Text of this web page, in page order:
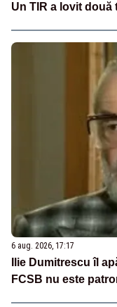
Un TIR a lovit
6 aug. 2026, 17:17
Ilie Dumitrescu îl
FCSB nu este